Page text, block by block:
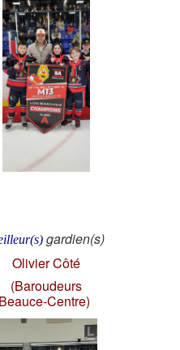
gardien(s)
Olivier Côté
(Baroudeurs
Beauce-Centre)